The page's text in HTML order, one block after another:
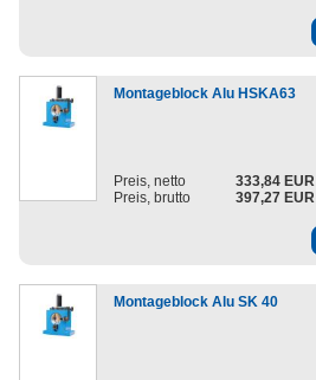
Montageblock Alu HSKA63
Preis, netto
333,84 EUR
Preis, brutto
397,27 EUR
Montageblock Alu SK 40